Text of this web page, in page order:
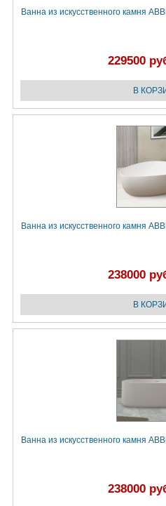
Ванна из искусственного камня
229500
Ванна из искусственного камня
238000
Ванна из искусственного камня
238000